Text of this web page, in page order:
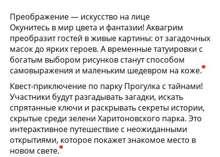
Преображение — искусство на лице
Окунитесь в мир цвета и фантазии! Аквагрим
преобразит гостей в живые картины: от загадочных
масок до ярких героев. А временные татуировки с
богатым выбором рисунков станут способом
самовыражения и маленьким шедевром на коже.
Квест-приключение по парку Прогулка с тайнами!
Участники будут разгадывать загадки, искать
спрятанные ключи и раскрывать секреты истории,
скрытые среди зелени Харитоновского парка. Это
интерактивное путешествие с неожиданными
открытиями, которое покажет знакомое место в
новом свете.